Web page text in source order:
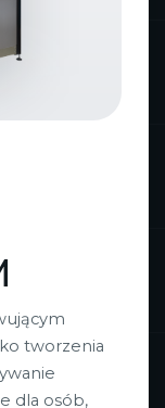
tworzenia
dla osób,